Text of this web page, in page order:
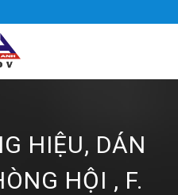
HIỆU, DÁN
HỘI , F.